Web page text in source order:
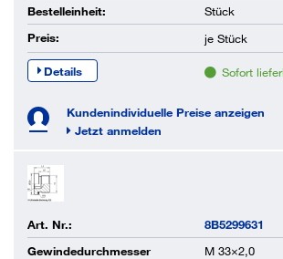
Bestelleinheit:
Stück
Preis:
je Stück
Details Sofort
Kundenindividuelle Preise anzeigen
Jetzt anmelden
Art. Nr.:
8B5299631
Gewindedurchmesser
M 33×2,0